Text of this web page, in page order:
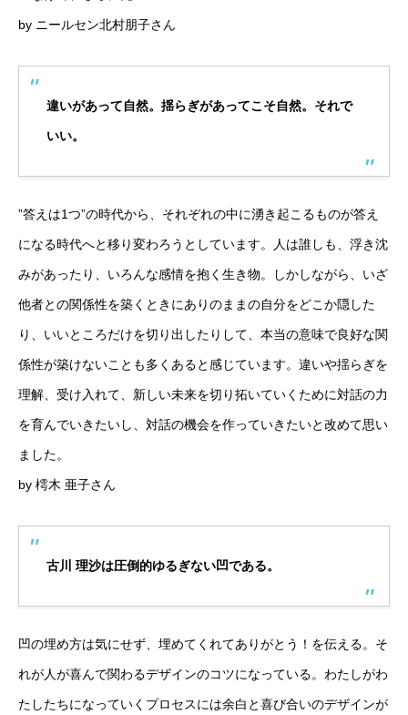
by ニールセン北村朋子さん
違いがあって自然。揺らぎがあってこそ自然。それで
いい。
”答えは1つ”の時代から、それぞれの中に湧き起こるものが答え
になる時代へと移り変わろうとしています。人は誰しも、浮き沈
みがあったり、いろんな感情を抱く生き物。しかしながら、いざ
他者との関係性を築くときにありのままの自分をどこか隠した
り、いいところだけを切り出したりして、本当の意味で良好な関
係性が築けないことも多くあると感じています。違いや揺らぎを
理解、受け入れて、新しい未来を切り拓いていくために対話の力
を育んでいきたいし、対話の機会を作っていきたいと改めて思い
ました。
by 樗木 亜子さん
古川 理沙は圧倒的ゆるぎない凹である。
凹の埋め方は気にせず、埋めてくれてありがとう！を伝える。そ
れが人が喜んで関わるデザインのコツになっている。わたしがわ
たしたちになっていくプロセスには余白と喜び合いのデザインが